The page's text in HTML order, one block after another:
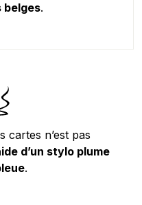
belges.
cartes n’est pas
d’un stylo plume
.